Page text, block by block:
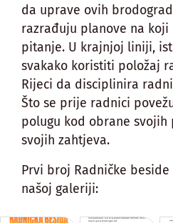
da uprave ovih
razrađuju planove na
pitanje. U krajnjoj liniji,
svakako koristiti položaj
Rijeci da disciplinira
Što se prije radnici
polugu kod obrane
svojih zahtjeva.
Prvi broj Radničke
našoj galeriji: